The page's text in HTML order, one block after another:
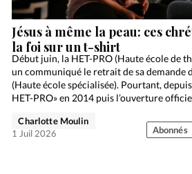
Jésus à même la peau: ces
la foi sur un t-shirt
Début juin, la HET-PRO (Haute école de
un communiqué le retrait de sa demande
(Haute école spécialisée). Pourtant,
HET-PRO» en 2014 puis l’ouverture
Charlotte Moulin
1 Juil 2026
Abonnés